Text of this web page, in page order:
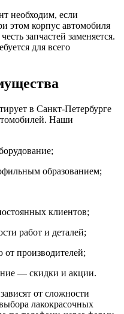
необходим, если
этом корпус автомобиля
запчастей заменяется.
для всего
в Санкт-Петербурге
Наши
образованием;
клиентов;
работ и деталей;
производителей;
— скидки и акции.
от сложности
лакокрасочных